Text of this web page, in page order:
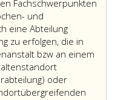
Fachschwerpunkten
und
eine Abteilung
zu erfolgen, die in
bzw an einem
oder